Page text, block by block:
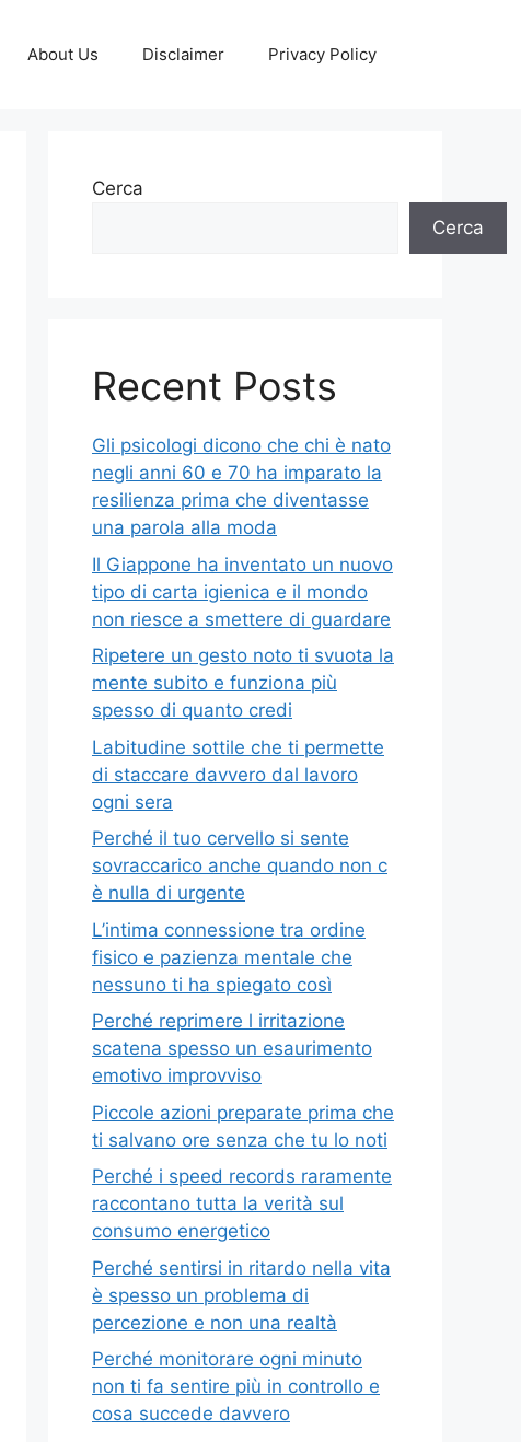
About Us Disclaimer Privacy Policy
Cerca
Cerca
Recent Posts
Gli psicologi dicono che chi è nato
negli anni 60 e 70 ha imparato la
resilienza prima che diventasse
una parola alla moda
Il Giappone ha inventato un nuovo
tipo di carta igienica e il mondo
non riesce a smettere di guardare
Ripetere un gesto noto ti svuota la
mente subito e funziona più
spesso di quanto credi
Labitudine sottile che ti permette
di staccare davvero dal lavoro
ogni sera
Perché il tuo cervello si sente
sovraccarico anche quando non c
è nulla di urgente
L’intima connessione tra ordine
fisico e pazienza mentale che
nessuno ti ha spiegato così
Perché reprimere l irritazione
scatena spesso un esaurimento
emotivo improvviso
Piccole azioni preparate prima che
ti salvano ore senza che tu lo noti
Perché i speed records raramente
raccontano tutta la verità sul
consumo energetico
Perché sentirsi in ritardo nella vita
è spesso un problema di
percezione e non una realtà
Perché monitorare ogni minuto
non ti fa sentire più in controllo e
cosa succede davvero